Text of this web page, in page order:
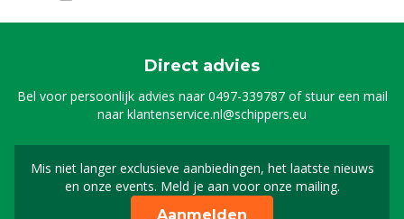
MS Weegindicator BWS + bluetooth
4309616
4309765
Direct advies
Bel voor persoonlijk advies naar0497-339787of stuur een mail
naarklantenservice.nl@schippers.eu
Mis niet langer exclusieve aanbiedingen, het laatste nieuws
en onze events. Meld je aan voor onze mailing.
Schrijf je in voor onze
Aanmelden